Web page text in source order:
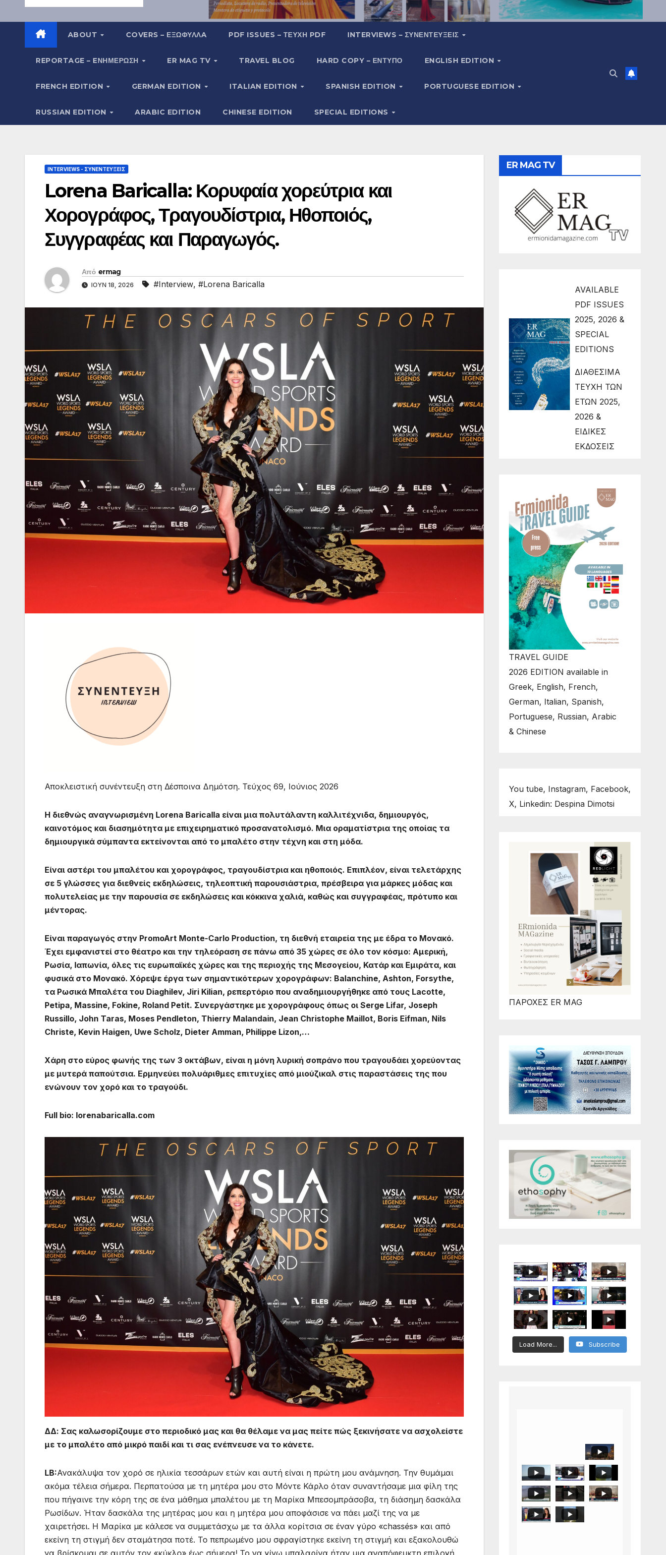
ABOUT COVERS – ΕΞΩΦΥΛΛA PDF ISSUES – ΤΕΎΧΗ PDF INTERVIEWS – ΣΥΝΕΝΤΕΎΞΕΙΣ
REPORTAGE – EΝΗΜΈΡΩΣΗ ER MAG TV TRAVEL BLOG HARD COPY – ΈΝΤΥΠΟ ENGLISH EDITION
FRENCH EDITION GERMAN EDITION ITALIAN EDITION SPANISH EDITION PORTUGUESE EDITION
RUSSIAN EDITION ARABIC EDITION CHINESE EDITION SPECIAL EDITIONS
INTERVIEWS - ΣΥΝΕΝΤΕΎΞΕΙΣ
Lorena Baricalla: Κορυφαία χορεύτρια και
Χορογράφος, Τραγουδίστρια, Ηθοποιός,
Συγγραφέας και Παραγωγός.
Από ermag
ΙΟΎΝ 18, 2026 #Interview, #Lorena Baricalla
Αποκλειστική συνέντευξη στη Δέσποινα Δημότση. Τεύχος 69, Ιούνιος 2026
Η διεθνώς αναγνωρισμένη Lorena Baricalla είναι μια πολυτάλαντη καλλιτέχνιδα, δημιουργός,
καινοτόμος και διασημότητα με επιχειρηματικό προσανατολισμό. Μια οραματίστρια της οποίας τα
δημιουργικά σύμπαντα εκτείνονται από το μπαλέτο στην τέχνη και στη μόδα.
Είναι αστέρι του μπαλέτου και χορογράφος, τραγουδίστρια και ηθοποιός. Επιπλέον, είναι τελετάρχης
σε 5 γλώσσες για διεθνείς εκδηλώσεις, τηλεοπτική παρουσιάστρια, πρέσβειρα για μάρκες μόδας και
πολυτελείας με την παρουσία σε εκδηλώσεις και κόκκινα χαλιά, καθώς και συγγραφέας, πρότυπο και
μέντορας.
Είναι παραγωγός στην PromoArt Monte-Carlo Production, τη διεθνή εταιρεία της με έδρα το Μονακό.
Έχει εμφανιστεί στο θέατρο και την τηλεόραση σε πάνω από 35 χώρες σε όλο τον κόσμο: Αμερική,
Ρωσία, Ιαπωνία, όλες τις ευρωπαϊκές χώρες και της περιοχής της Μεσογείου, Κατάρ και Εμιράτα, και
φυσικά στο Μονακό. Χόρεψε έργα των σημαντικότερων χορογράφων: Balanchine, Ashton, Forsythe,
τα Ρωσικά Μπαλέτα του Diaghilev, Jiri Kilian, ρεπερτόριο που αναδημιουργήθηκε από τους Lacotte,
Petipa, Massine, Fokine, Roland Petit. Συνεργάστηκε με χορογράφους όπως οι Serge Lifar, Joseph
Russillo, John Taras, Moses Pendleton, Thierry Malandain, Jean Christophe Maillot, Boris Eifman, Nils
Christe, Kevin Haigen, Uwe Scholz, Dieter Amman, Philippe Lizon,…
Χάρη στο εύρος φωνής της των 3 οκτάβων, είναι η μόνη λυρική σοπράνο που τραγουδάει χορεύοντας
με μυτερά παπούτσια. Ερμηνεύει πολυάριθμες επιτυχίες από μιούζικαλ στις παραστάσεις της που
ενώνουν τον χορό και το τραγούδι.
Full bio: lorenabaricalla.com
ΔΔ: Σας καλωσορίζουμε στο περιοδικό μας και θα θέλαμε να μας πείτε πώς ξεκινήσατε να ασχολείστε
με το μπαλέτο από μικρό παιδί και τι σας ενέπνευσε να το κάνετε.
LB:Ανακάλυψα τον χορό σε ηλικία τεσσάρων ετών και αυτή είναι η πρώτη μου ανάμνηση. Την θυμάμαι
ακόμα τέλεια σήμερα. Περπατούσα με τη μητέρα μου στο Μόντε Κάρλο όταν συναντήσαμε μια φίλη της
που πήγαινε την κόρη της σε ένα μάθημα μπαλέτου με τη Μαρίκα Μπεσομπράσοβα, τη διάσημη δασκάλα
Ρωσίδων. Ήταν δασκάλα της μητέρας μου και η μητέρα μου αποφάσισε να πάει μαζί της να με
χαιρετήσει. Η Μαρίκα με κάλεσε να συμμετάσχω με τα άλλα κορίτσια σε έναν γύρο «chassés» και από
εκείνη τη στιγμή δεν σταμάτησα ποτέ. Το πεπρωμένο μου σφραγίστηκε εκείνη τη στιγμή και εξακολουθώ
να βρίσκομαι σε αυτόν τον «κύκλο» έως σήμερα! Το να γίνω μπαλαρίνα ήταν μια αναπόφευκτη επιλογή
ER MAG TV
AVAILABLE
PDF ISSUES
2025, 2026 &
SPECIAL
EDITIONS
ΔΙΑΘΕΣΙΜΑ
ΤΕΥΧΗ ΤΩΝ
ΕΤΩΝ 2025,
2026 &
ΕΙΔΙΚΕΣ
ΕΚΔΟΣΕΙΣ
TRAVEL GUIDE
2026 EDITION available in
Greek, English, French,
German, Italian, Spanish,
Portuguese, Russian, Arabic
& Chinese
You tube, Instagram, Facebook,
X, Linkedin: Despina Dimotsi
ΠΑΡΟΧΕΣ ER MAG
Load More... Subscribe